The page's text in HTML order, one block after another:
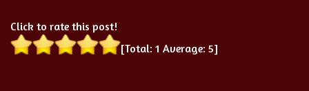
Click to rate this post!
[Total: 1 Average: 5]